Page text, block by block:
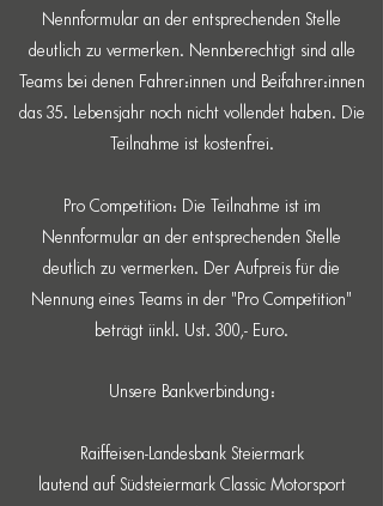
Nennformular an der entsprechenden Stelle
deutlich zu vermerken. Nennberechtigt sind alle
Teams bei denen Fahrer:innen und Beifahrer:innen
das 35. Lebensjahr noch nicht vollendet haben. Die
Teilnahme ist kostenfrei.
Pro Competition: Die Teilnahme ist im
Nennformular an der entsprechenden Stelle
deutlich zu vermerken. Der Aufpreis für die
Nennung eines Teams in der "Pro Competition"
beträgt iinkl. Ust. 300,- Euro.
Unsere Bankverbindung:
Raiffeisen-Landesbank Steiermark
lautend auf Südsteiermark Classic Motorsport